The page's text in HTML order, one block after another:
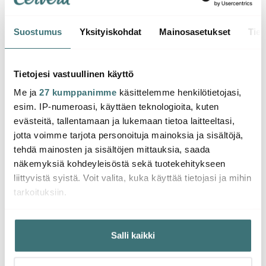
Suostumus Yksityiskohdat Mainosasetukset
Tietojesi vastuullinen käyttö
Me ja 27 kumppanimme käsittelemme henkilötietojasi,
esim. IP-numeroasi, käyttäen teknologioita, kuten
evästeitä, tallentamaan ja lukemaan tietoa laitteeltasi,
jotta voimme tarjota personoituja mainoksia ja sisältöjä,
tehdä mainosten ja sisältöjen mittauksia, saada
näkemyksiä kohdeyleisöstä sekä tuotekehitykseen
liittyvistä syistä. Voit valita, kuka käyttää tietojasi ja mihin
tarkoituksiin.
Jos sallit, haluamme myös tehdä seuraavia:
Kerätä tietoja maantieteellisestä sijainnistasi,
mahdollisesti muutaman metrin tarkkuudella
Salli kaikki
Signature
24 cm 4,2 L Chambray
398.00 €
Saatavilla
Signature
26 cm 6,3 L Volcanic
499.00 €
Saatavilla
Saatat pitää myös näistä